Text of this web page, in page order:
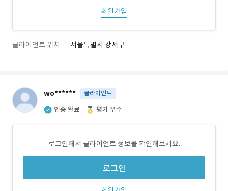
회원가입
클라이언트 위치 서울특별시 강서구
wo****** 클라이언트
인증 완료 평가 우수
로그인해서 클라이언트 정보를 확인해보세요.
로그인